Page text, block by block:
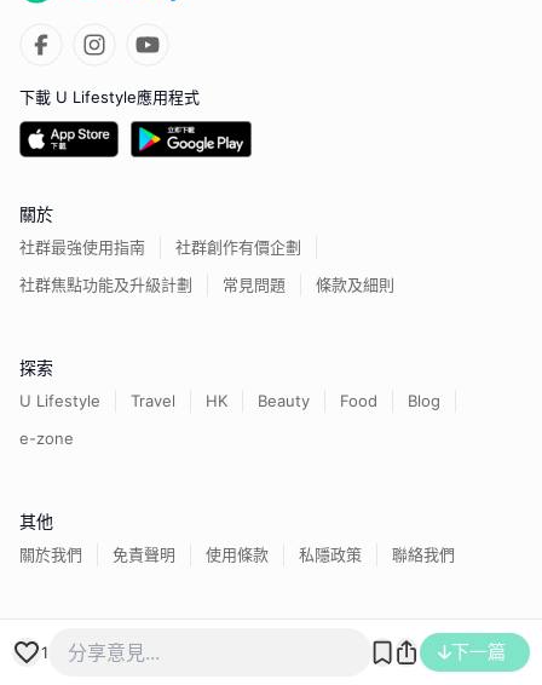
1 下一篇
下載 U Lifestyle應用程式
關於
社群最強使用指南
社群創作有價企劃
社群焦點功能及升級計劃
常見問題 條款及細則
探索
U Lifestyle Travel HK Beauty Food
Blog
e-zone
其他
關於我們 免責聲明 使用條款 私隱政策 聯絡我們
香港經濟日報版權所有©